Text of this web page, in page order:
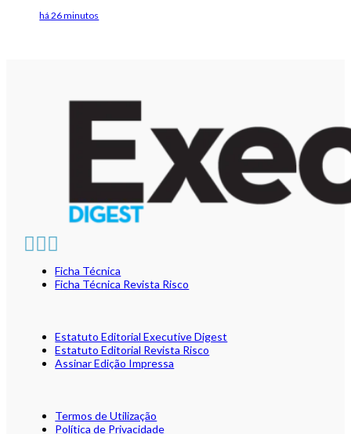
há 26 minutos
Ficha Técnica
Ficha Técnica Revista Risco
Estatuto Editorial Executive Digest
Estatuto Editorial Revista Risco
Assinar Edição Impressa
Termos de Utilização
Política de Privacidade